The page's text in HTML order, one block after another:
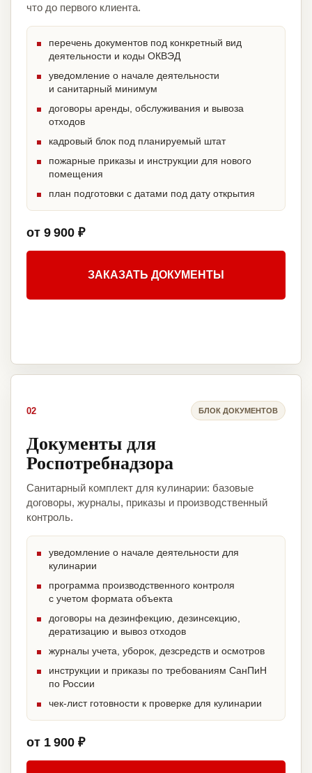
что до первого клиента.
перечень документов под конкретный вид
деятельности и коды ОКВЭД
уведомление о начале деятельности
и санитарный минимум
договоры аренды, обслуживания и вывоза
отходов
кадровый блок под планируемый штат
пожарные приказы и инструкции для нового
помещения
план подготовки с датами под дату открытия
от 9 900 ₽
ЗАКАЗАТЬ ДОКУМЕНТЫ
02 БЛОК ДОКУМЕНТОВ
Документы для
Роспотребнадзора
Санитарный комплект для кулинарии: базовые
договоры, журналы, приказы и производственный
контроль.
уведомление о начале деятельности для
кулинарии
программа производственного контроля
с учетом формата объекта
договоры на дезинфекцию, дезинсекцию,
дератизацию и вывоз отходов
журналы учета, уборок, дезсредств и осмотров
инструкции и приказы по требованиям СанПиН
по России
чек-лист готовности к проверке для кулинарии
от 1 900 ₽